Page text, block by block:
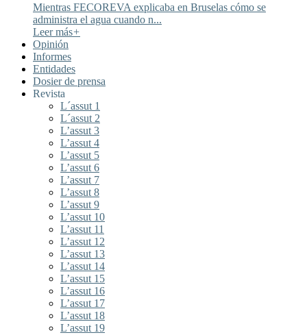
Mientras FECOREVA explicaba en Bruselas cómo se
administra el agua cuando n...
Leer más+
Opinión
Informes
Entidades
Dosier de prensa
Revista
L´assut 1
L´assut 2
L’assut 3
L’assut 4
L’assut 5
L’assut 6
L’assut 7
L’assut 8
L’assut 9
L’assut 10
L’assut 11
L’assut 12
L’assut 13
L’assut 14
L’assut 15
L’assut 16
L’assut 17
L’assut 18
L’assut 19